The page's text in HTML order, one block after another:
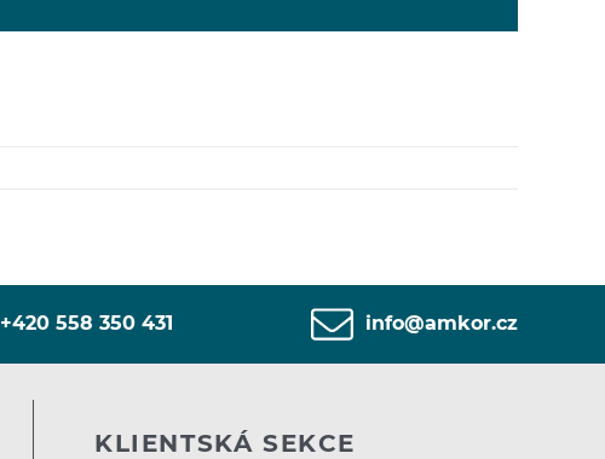
+420 558 350 431 info@amkor.cz
KLIENTSKÁ SEKCE